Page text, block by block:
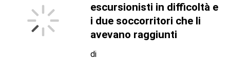
escursionisti in difficoltà e
i due soccorritori che li
avevano raggiunti
di